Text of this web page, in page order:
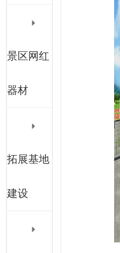
景区网红
器材
拓展基地
建设